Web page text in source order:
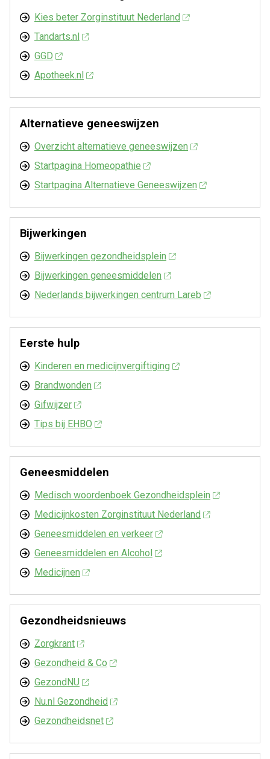
Kies beter Zorginstituut Nederland
Tandarts.nl
GGD
Apotheek.nl
Alternatieve geneeswijzen
Overzicht alternatieve geneeswijzen
Startpagina Homeopathie
Startpagina Alternatieve Geneeswijzen
Bijwerkingen
Bijwerkingen gezondheidsplein
Bijwerkingen geneesmiddelen
Nederlands bijwerkingen centrum Lareb
Eerste hulp
Kinderen en medicijnvergiftiging
Brandwonden
Gifwijzer
Tips bij EHBO
Geneesmiddelen
Medisch woordenboek Gezondheidsplein
Medicijnkosten Zorginstituut Nederland
Geneesmiddelen en verkeer
Geneesmiddelen en Alcohol
Medicijnen
Gezondheidsnieuws
Zorgkrant
Gezondheid & Co
GezondNU
Nu.nl Gezondheid
Gezondheidsnet